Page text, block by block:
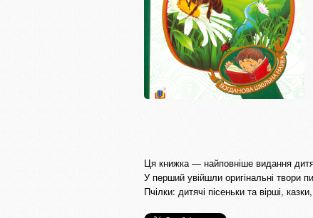
Ця книжка — найповніше видання
У перший увійшли оригінальні твори
Пчілки: дитячі пісеньки та вірші,